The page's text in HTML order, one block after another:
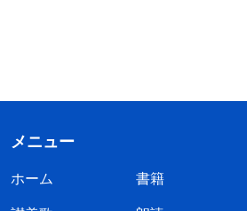
メニュー
ホーム 書籍